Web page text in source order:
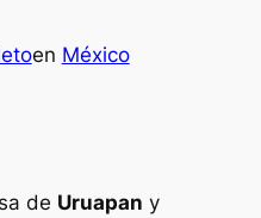
en México
de Uruapan y